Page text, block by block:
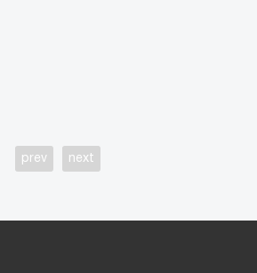
prev next